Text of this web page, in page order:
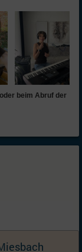
oder beim Abruf der
Ich wünsche mir